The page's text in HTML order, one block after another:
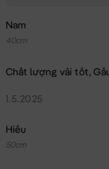
Nam
40cm
Chất lượng vải tốt,
1.5.2025
Hiếu
50cm